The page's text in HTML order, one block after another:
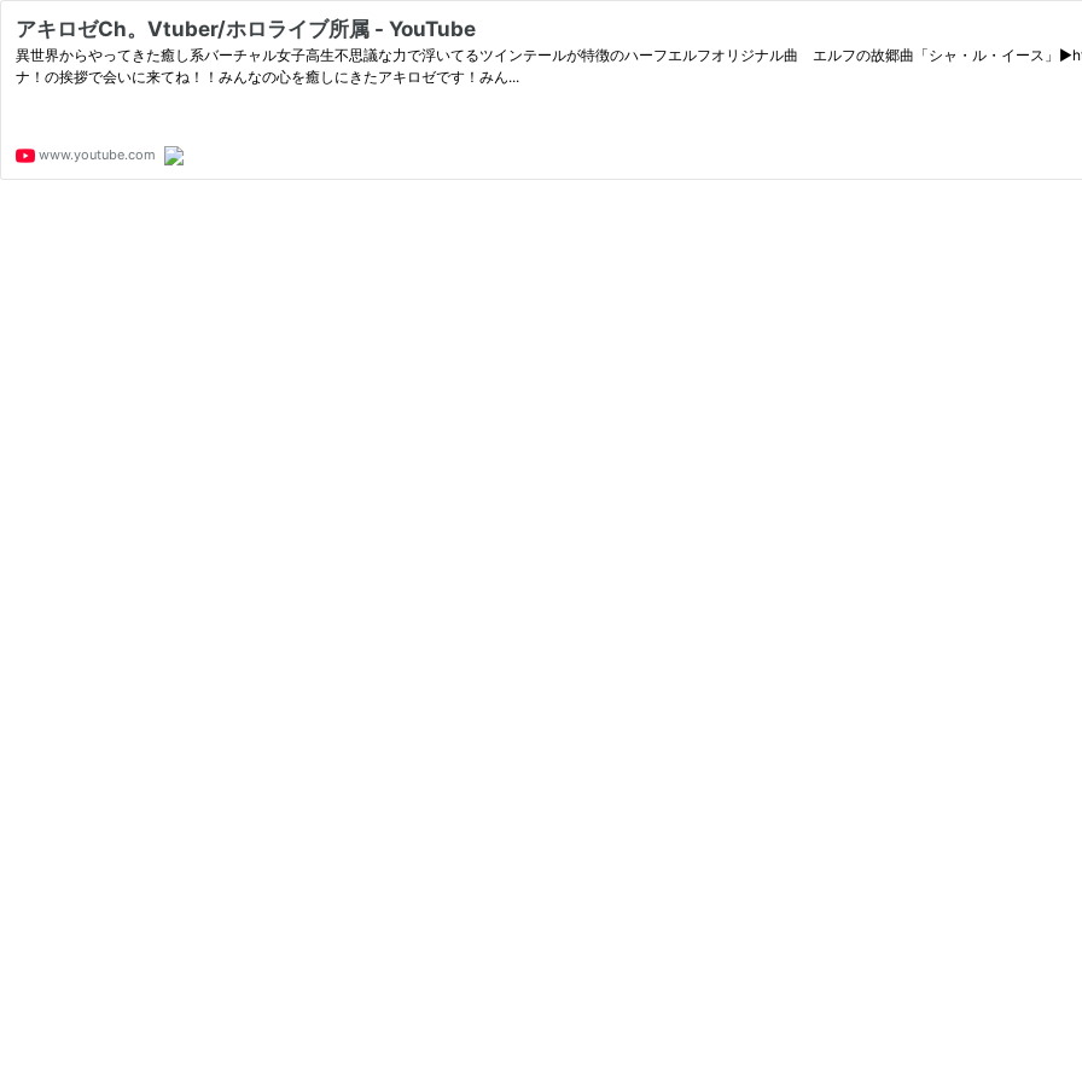
アキロゼCh。Vtuber/ホロライブ所属 - YouTube
異世界からやってきた癒し系バーチャル女子高生不思議な力で浮いてるツインテールが特徴のハーフエルフオリジナル曲 エルフの故郷曲「シャ・ル・イース」
ナ！の挨拶で会いに来てね！！みんなの心を癒しにきたアキロゼです！みん...
www.youtube.com